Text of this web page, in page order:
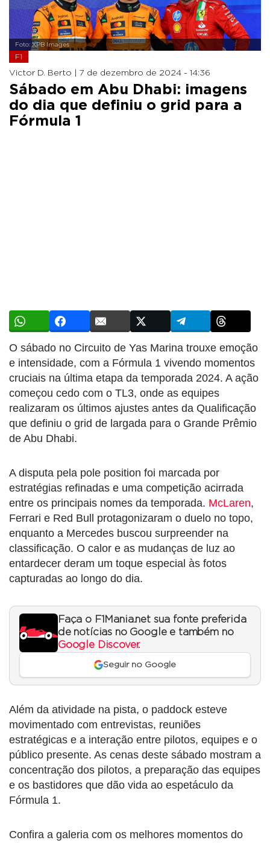
Foto: XPB Images
F1
Victor D. Berto | 7 de dezembro de 2024 - 14:36
Sábado em Abu Dhabi: imagens
do dia que definiu o grid para a
Fórmula 1
O sábado no Circuito de Yas Marina trouxe emoção
e intensidade, com a Fórmula 1 vivendo momentos
cruciais na última etapa da temporada 2024. A ação
começou cedo com o TL3, onde as equipes
realizaram os últimos ajustes antes da Qualificação
que definiu o grid de largada para o Grande Prêmio
de Abu Dhabi.
A disputa pela pole position foi marcada por
estratégias refinadas e uma competição acirrada
entre os principais nomes da temporada. McLaren,
Ferrari e Red Bull protagonizaram o duelo no topo,
enquanto a Mercedes buscou surpreender na
classificação. O calor e as mudanças de luz ao
entardecer deram um toque especial às fotos
capturadas ao longo do dia.
Faça o F1Mania.net sua fonte preferida
de notícias no Google e também no
Google Discover.
Seguir no Google
Além da atividade na pista, o paddock esteve
movimentado com entrevistas, reuniões
estratégicas e a interação entre pilotos, equipes e o
público presente. As cenas deste sábado mostram a
concentração dos pilotos, a preparação das equipes
e os bastidores que dão vida ao espetáculo da
Fórmula 1.
Confira a galeria com os melhores momentos do